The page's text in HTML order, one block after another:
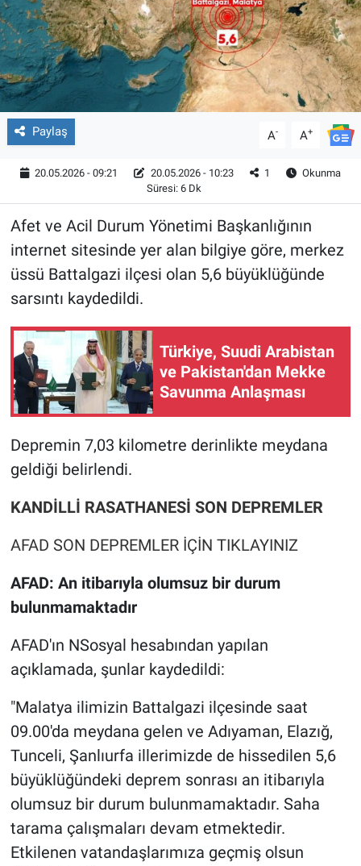
Paylaş A- A+
20.05.2026 - 09:21 20.05.2026 - 10:23 1
Okunma
Süresi: 6 Dk
Afet ve Acil Durum Yönetimi Başkanlığının
internet sitesinde yer alan bilgiye göre, merkez
üssü Battalgazi ilçesi olan 5,6 büyüklüğünde
sarsıntı kaydedildi.
Türkiye, Suudi Arabistan
ve Pakistan'dan Mekke
Savunma Anlaşması
Depremin 7,03 kilometre derinlikte meydana
geldiği belirlendi.
KANDİLLİ RASATHANESİ SON DEPREMLER
AFAD SON DEPREMLER İÇİN TIKLAYINIZ
AFAD: An itibarıyla olumsuz bir durum
bulunmamaktadır
AFAD'ın NSosyal hesabından yapılan
açıklamada, şunlar kaydedildi:
"Malatya ilimizin Battalgazi ilçesinde saat
09.00'da meydana gelen ve Adıyaman, Elazığ,
Tunceli, Şanlıurfa illerimizde de hissedilen 5,6
büyüklüğündeki deprem sonrası an itibarıyla
olumsuz bir durum bulunmamaktadır. Saha
tarama çalışmaları devam etmektedir.
Etkilenen vatandaşlarımıza geçmiş olsun